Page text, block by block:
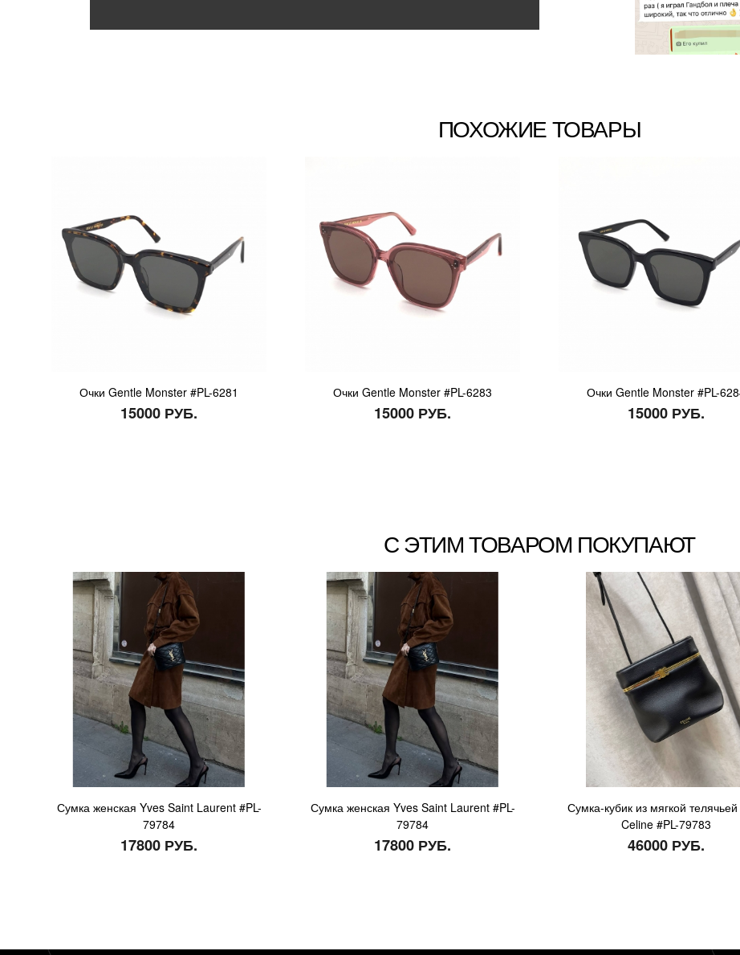
ПОХОЖИЕ ТОВАРЫ
Очки Gentle Monster #PL-6281
15000 РУБ.
Очки Gentle Monster #PL-6283
15000 РУБ.
Очки Gentle Monster #PL-
15000 РУБ.
С ЭТИМ ТОВАРОМ ПОКУПАЮТ
Сумка женская Yves Saint Laurent #PL-
79784
17800 РУБ.
Сумка женская Yves Saint Laurent #PL-
79784
17800 РУБ.
Сумка-кубик из мягкой
Celine #PL-79783
46000 РУБ.